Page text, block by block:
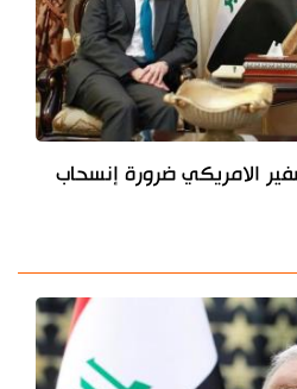
الامريكي ضرورة إنسحاب